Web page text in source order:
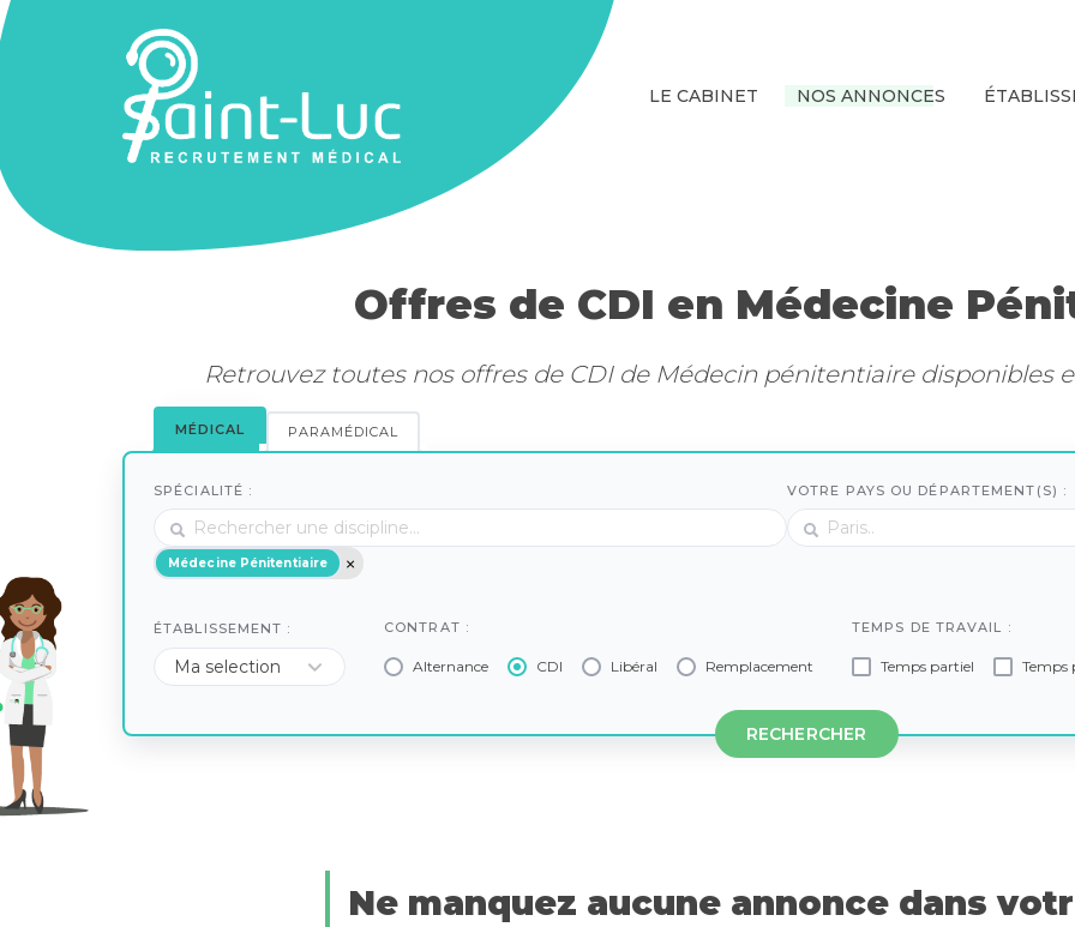
LE CABINET NOS ANNONCES
Offres de CDI en Médecine
Retrouvez toutes nos offres de CDI de Médecin pénitentiaire disponibles
MÉDICAL PARAMÉDICAL
SPÉCIALITÉ :
Médecine Pénitentiaire
VOTRE PAYS OU DÉPARTEMENT(S) :
ÉTABLISSEMENT : CONTRAT :
Alternance CDI Libéral Remplacement
TEMPS DE TRAVAIL :
Temps partiel Temps
RECHERCHER
Ne manquez aucune annonce dans